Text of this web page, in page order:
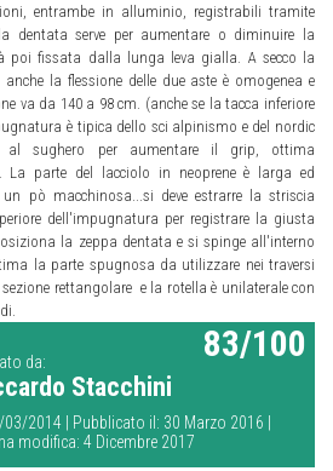
entrambe in alluminio, registrabili tramite
dentata serve per aumentare o diminuire la
poi fissata dalla lunga leva gialla. A secco la
la flessione delle due aste è omogenea e
va da 140 a 98 cm. (anche se la tacca inferiore
è tipica dello sci alpinismo e del nordic
al sughero per aumentare il grip, ottima
La parte del lacciolo in neoprene è larga ed
pò macchinosa...si deve estrarre la striscia
dell'impugnatura per registrare la giusta
la zeppa dentata e si spinge all'interno
la parte spugnosa da utilizzare nei traversi
rettangolare e la rotella è unilaterale con
da:
Stacchini
2014 | Pubblicato il: 30 Marzo 2016 |
modifica: 4 Dicembre 2017
83/100